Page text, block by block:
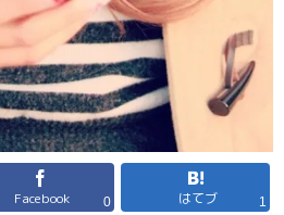
Facebook 0 はてブ 1